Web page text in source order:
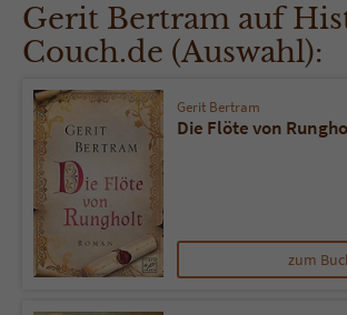
Gerit Bertram auf
Couch.de (Auswahl):
Gerit Bertram
Die Flöte von
zum